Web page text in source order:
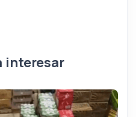
interesar